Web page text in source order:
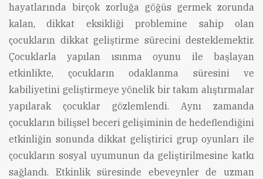
hayatlarında birçok zorluğa göğüs germek zorunda
kalan, dikkat eksikliği problemine sahip olan
çocukların dikkat geliştirme sürecini desteklemektir.
Çocuklarla yapılan ısınma oyunu ile başlayan
etkinlikte, çocukların odaklanma süresini ve
kabiliyetini geliştirmeye yönelik bir takım alıştırmalar
yapılarak çocuklar gözlemlendi. Aynı zamanda
çocukların bilişsel beceri gelişiminin de hedeflendiğini
etkinliğin sonunda dikkat geliştirici grup oyunları ile
çocukların sosyal uyumunun da geliştirilmesine katkı
sağlandı. Etkinlik süresinde ebeveynler de uzman